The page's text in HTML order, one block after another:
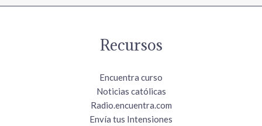
Recursos
Encuentra curso
Noticias católicas
Radio.encuentra.com
Envía tus Intensiones